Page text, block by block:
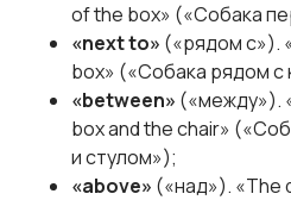
of the box» («Собака
«next to» («рядом с»).
box» («Собака рядом с
«between» («между»).
box and the chair»
и стулом»);
«above» («над»). «The